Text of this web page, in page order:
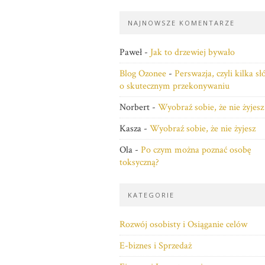
NAJNOWSZE KOMENTARZE
Paweł - Jak to drzewiej bywało
Blog Ozonee - Perswazja, czyli kilka
o skutecznym przekonywaniu
Norbert - Wyobraź sobie, że nie żyjesz
Kasza - Wyobraź sobie, że nie żyjesz
Ola - Po czym można poznać osobę
toksyczną?
KATEGORIE
Rozwój osobisty i Osiąganie celów
E-biznes i Sprzedaż